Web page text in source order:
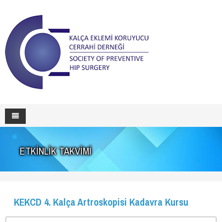
ANA SAYFA
HAKKIMIZDA
ETKİNLİK TAKVİMİ
KEKCD 4. Kalça Artroskopisi Kadavra Kursu